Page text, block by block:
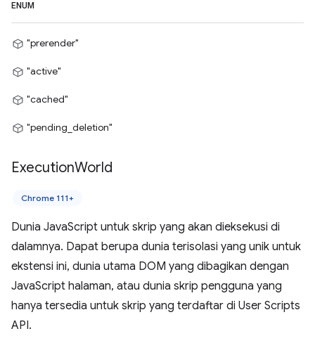
ENUM
"prerender"
"active"
"cached"
"pending_deletion"
ExecutionWorld
Chrome 111+
Dunia JavaScript untuk skrip yang akan dieksekusi di
dalamnya. Dapat berupa dunia terisolasi yang unik untuk
ekstensi ini, dunia utama DOM yang dibagikan dengan
JavaScript halaman, atau dunia skrip pengguna yang
hanya tersedia untuk skrip yang terdaftar di User Scripts
API.